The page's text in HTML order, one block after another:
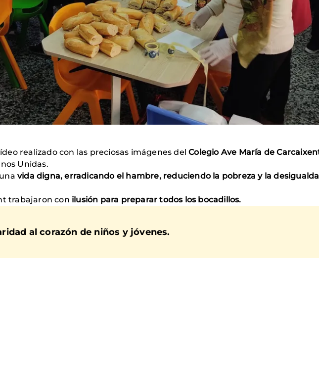
realizado con las preciosas imágenes delColegio Ave María de
Unidas.
vida digna, erradicando el hambre, reduciendo la pobreza y la
trabajaron con ilusión para preparar todos los bocadillos.
al corazón de niños y jóvenes.